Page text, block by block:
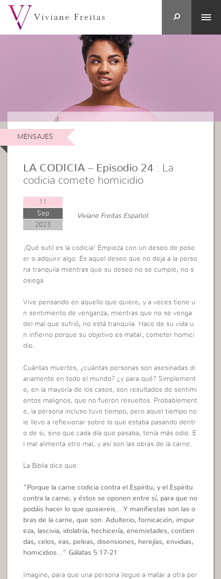
MENSAJES
LA CODICIA – Episodio 24 : La
codicia comete homicidio
11
Sep
2023
Viviane Freitas Español
¡Qué sutil es la codicia! Empieza con un deseo de pose
er o adquirir algo. Es aquel deseo que no deja a la perso
na tranquila mientras que su deseo no se cumple, no s
osiega.
Vive pensando en aquello que quiere, y a veces tiene u
n sentimiento de venganza, mientras que no se venga
del mal que sufrió, no está tranquila. Hace de su vida u
n infierno porque su objetivo es matar, cometer homici
dio.
Cuántas muertes, ¿cuántas personas son asesinadas di
ariamente en todo el mundo? ¿y para qué? Simplement
e, en la mayoría de los casos, son resultados de sentimi
entos malignos, que no fueron resueltos. Probablement
e, la persona incluso tuvo tiempo, pero aquel tiempo no
le llevo a reflexionar sobre lo que estaba pasando dentr
o de si, sino que cada día que pasaba, tenía más odio. E
l mal alimenta otro mal, y así son las obras de la carne.
La Biblia dice que:
“ Porque la carne codicia contra el Espíritu, y el Espíritu
contra la carne; y éstos se oponen entre sí, para que no
podáis hacer lo que quisiereis… Y manifiestas son las o
bras de la carne, que son: Adulterio, fornicación, impur
eza, lascivia, idolatría, hechicería, enemistades, contien
das, celos, iras, peleas, disensiones, herejías, envidias,
homicidios…” Gálatas 5:17-21
Imagine, para que una persona llegue a matar a otra per